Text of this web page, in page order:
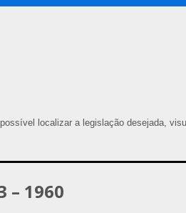
localizar a legislação desejada,
– 1960